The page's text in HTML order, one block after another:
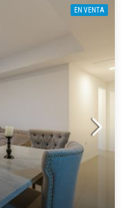
EN VENTA